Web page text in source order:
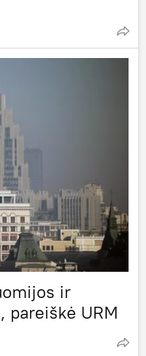
ir
pareiškė URM